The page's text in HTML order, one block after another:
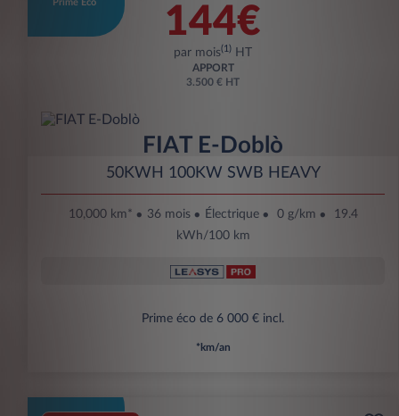
Prime Éco 144€
par mois(1) HT
APPORT
3.500 € HT
FIAT E-Doblò
50KWH 100KW SWB HEAVY
10,000 km* 36 mois Électrique 0 g/km
19.4
kWh/100 km
Prime éco de 6 000 € incl.
*km/an